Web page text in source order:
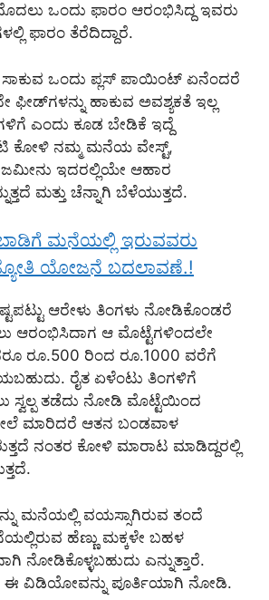
ಒಂದು ಫಾರಂ ಆರಂಭಿಸಿದ್ದ ಇವರು
ಫಾರಂ ತೆರೆದಿದ್ದಾರೆ.
ಸಾಕುವ ಒಂದು ಪ್ಲಸ್ ಪಾಯಿಂಟ್ ಏನೆಂದರೆ
ಫೀಡ್‌ಗಳನ್ನು ಹಾಕುವ ಅವಶ್ಯಕತೆ ಇಲ್ಲ
ಎಂದು ಕೂಡ ಬೇಡಿಕೆ ಇದ್ದೆ
ಕೋಳಿ ನಮ್ಮ ಮನೆಯ ವೇಸ್ಟ್,
ಜಮೀನು ಇದರಲ್ಲಿಯೇ ಆಹಾರ
ಮತ್ತು ಚೆನ್ನಾಗಿ ಬೆಳೆಯುತ್ತದೆ.
ಮನೆಯಲ್ಲಿ ಇರುವವರು
ಯೋಜನೆ ಬದಲಾವಣೆ.!
ಆರೇಳು ತಿಂಗಳು ನೋಡಿಕೊಂಡರೆ
ಆರಂಭಿಸಿದಾಗ ಆ ಮೊಟ್ಟೆಗಳಿಂದಲೇ
ರೂ.500 ರಿಂದ ರೂ.1000 ವರೆಗೆ
ರೈತ ಏಳೆಂಟು ತಿಂಗಳಿಗೆ
ಸ್ವಲ್ಪ ತಡೆದು ನೋಡಿ ಮೊಟ್ಟೆಯಿಂದ
ಮಾರಿದರೆ ಆತನ ಬಂಡವಾಳ
ನಂತರ ಕೋಳಿ ಮಾರಾಟ ಮಾಡಿದ್ದರಲ್ಲಿ
ಮನೆಯಲ್ಲಿ ವಯಸ್ಸಾಗಿರುವ ತಂದೆ
ಹೆಣ್ಣು ಮಕ್ಕಳೇ ಬಹಳ
ನೋಡಿಕೊಳ್ಳಬಹುದು ಎನ್ನುತ್ತಾರೆ.
ಈ ವಿಡಿಯೋವನ್ನು ಪೂರ್ತಿಯಾಗಿ ನೋಡಿ.